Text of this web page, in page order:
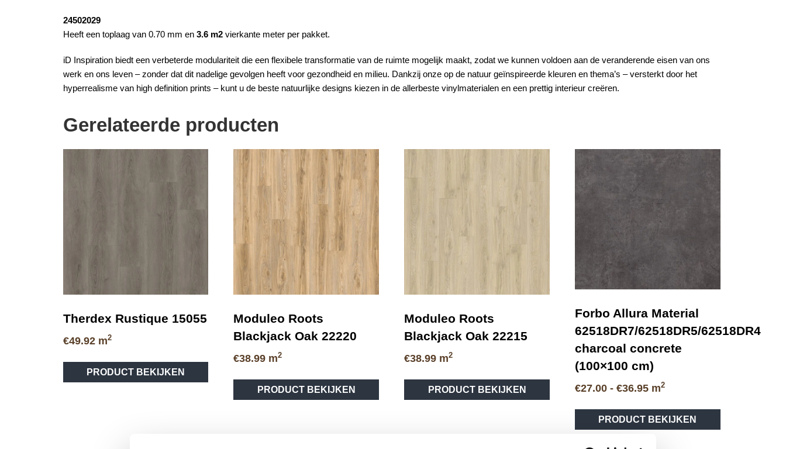
24502029
Heeft een toplaag van 0.70 mm en 3.6 m2vierkante meter per pakket.
iD Inspiration biedt een verbeterde modulariteit die een flexibele transformatie van de ruimte mogelijk maakt, zodat we kunnen voldoen aan de veranderende eisen van ons
werk en ons leven – zonder dat dit nadelige gevolgen heeft voor gezondheid en milieu. Dankzij onze op de natuur geïnspireerde kleuren en thema’s – versterkt door het
hyperrealisme van high definition prints – kunt u de beste natuurlijke designs kiezen in de allerbeste vinylmaterialen en een prettig interieur creëren.
Gerelateerde producten
Therdex Rustique 15055
€49.92m2
PRODUCT BEKIJKEN
Moduleo Roots
Blackjack Oak 22220
€38.99 m2
PRODUCT BEKIJKEN
Moduleo Roots
Blackjack Oak 22215
€38.99 m2
PRODUCT BEKIJKEN
product
variaties.
Forbo Allura Material
62518DR7/62518DR5/62518DR4
charcoal concrete
(100×100 cm)
€27.00 - €36.95Prijsklasse:
tot
€36.95
m2
PRODUCT BEKIJKEN